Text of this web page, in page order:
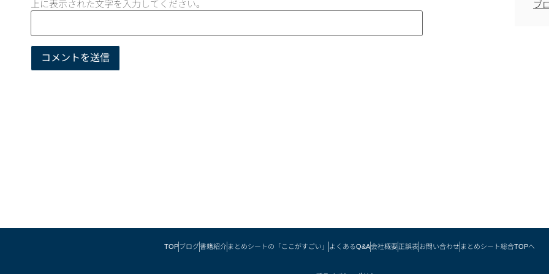
上に表示された文字を入力してください。
ブ
TOP ブログ書籍紹介 まとめシートの「ここがすごい」 よくあるQ&A会社概要 正誤表 お問い合わせ まとめシート総合TOPへ